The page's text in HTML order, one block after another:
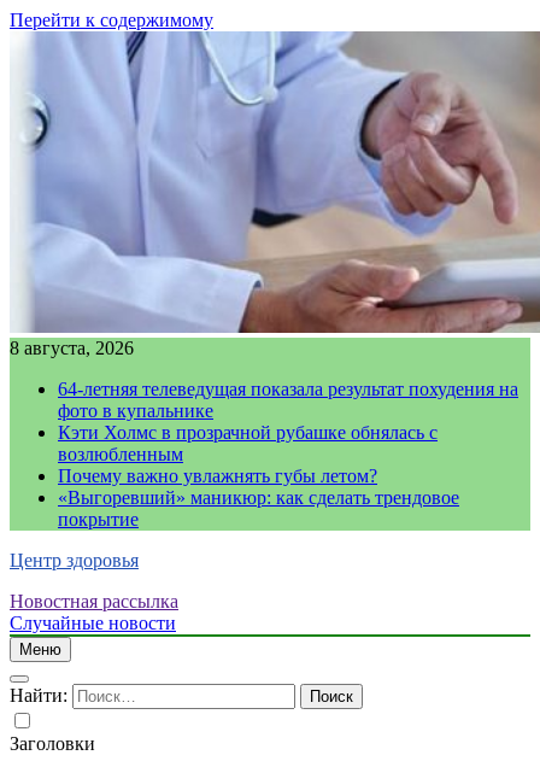
Перейти к содержимому
8 августа, 2026
64-летняя телеведущая показала результат похудения на
фото в купальнике
Кэти Холмс в прозрачной рубашке обнялась с
возлюбленным
Почему важно увлажнять губы летом?
«Выгоревший» маникюр: как сделать трендовое
покрытие
Центр здоровья
Новостная рассылка
Случайные новости
Меню
Найти:
Заголовки